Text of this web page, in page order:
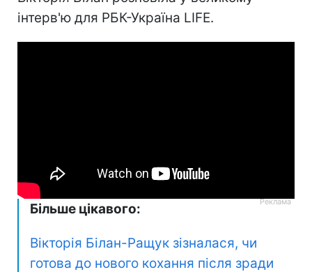
інтерв'ю для РБК-Україна LIFE.
Більше цікавого:
Вікторія Білан-Ращук зізналася, чи
готова до нового кохання після зради